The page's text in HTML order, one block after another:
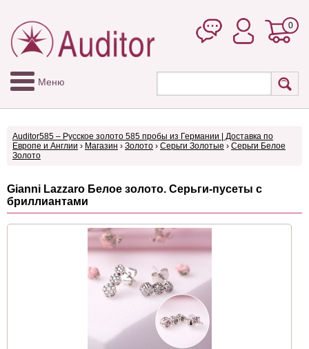
0
Меню
Auditor585 – Русское золото 585 пробы из Германии | Доставка по
Европе и Англии › Магазин › Золото › Серьги Золотые › Серьги Белое
Золото
Gianni Lazzaro Белое золото. Серьги-пусеты с
бриллиантами